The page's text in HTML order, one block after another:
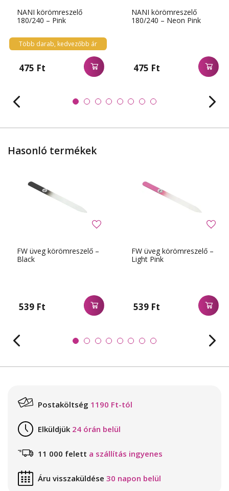
NANI körömreszelő
180/240 – Pink
Több darab, kedvezőbb ár
475 Ft
NANI körömreszelő
180/240 – Neon Pink
475 Ft
Hasonló termékek
FW üveg körömreszelő –
Black
539 Ft
FW üveg körömreszelő –
Light Pink
539 Ft
Postaköltség 1190 Ft-tól
Elküldjük 24 órán belül
11 000 felett a szállítás ingyenes
Áru visszaküldése 30 napon belül